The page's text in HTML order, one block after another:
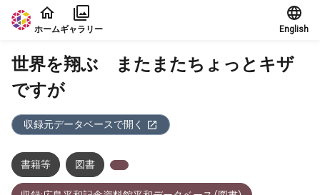
本文に飛ぶ
ホームギャラリー English
世界を翔ぶ またまたちょっとキザ
ですが
収録元データベースで開く
書籍等 図書